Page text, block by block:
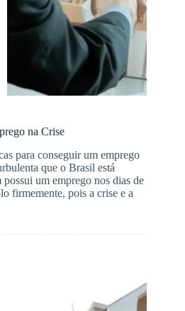
na Crise
para conseguir um emprego
que o Brasil está
um emprego nos dias de
firmemente, pois a crise e a